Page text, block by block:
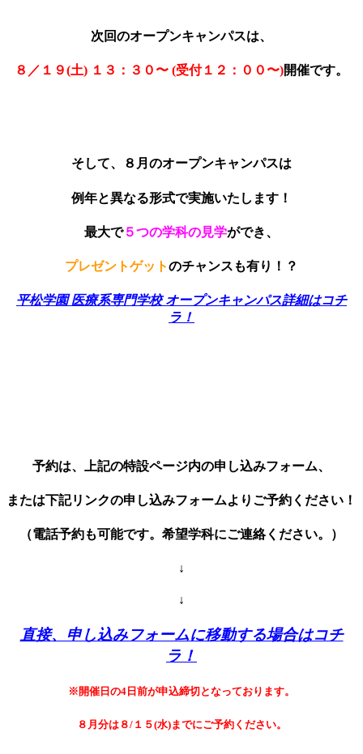
次回のオープンキャンパスは、
８／１９(土) １３：３０〜 (受付１２：００〜)開催です。
そして、８月のオープンキャンパスは
例年と異なる形式で実施いたします！
最大で５つの学科の見学ができ、
プレゼントゲットのチャンスも有り！？
平松学園 医療系専門学校 オープンキャンパス詳細はコチ
ラ！
予約は、上記の特設ページ内の申し込みフォーム、
または下記リンクの申し込みフォームよりご予約ください！
（電話予約も可能です。希望学科にご連絡ください。）
↓
↓
直接、申し込みフォームに移動する場合はコチ
ラ！
※開催日の4日前が申込締切となっております。
８ 月分は８/１５(水)までにご予約ください。